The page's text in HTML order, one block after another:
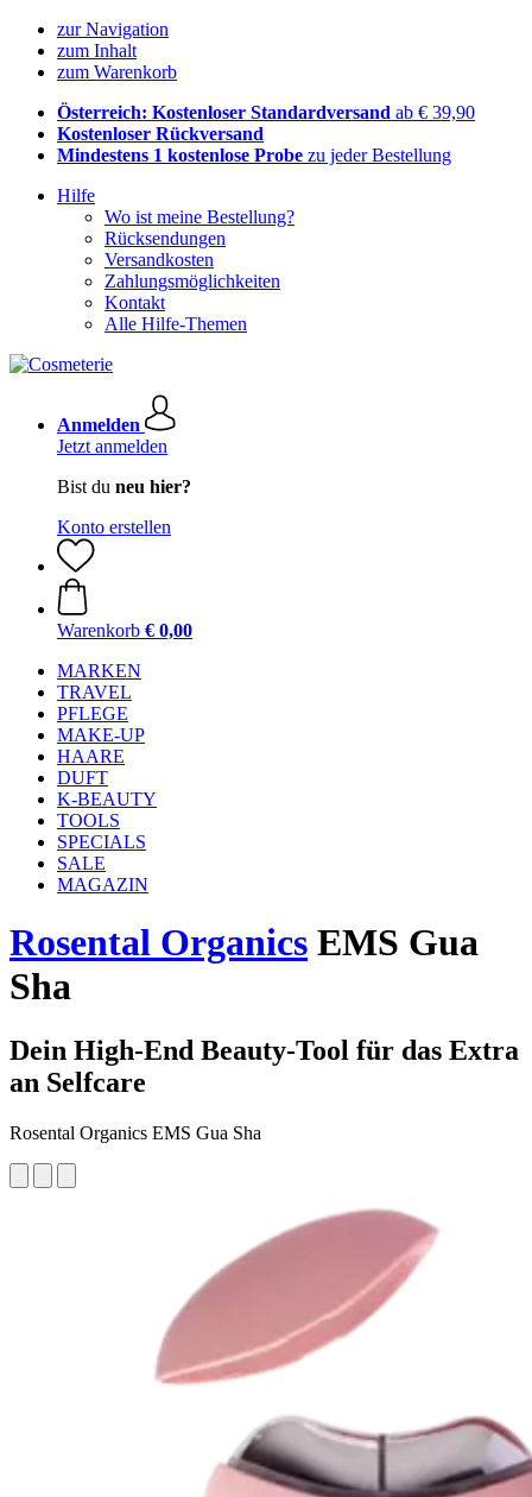
zur Navigation
zum Inhalt
zum Warenkorb
Österreich: Kostenloser Standardversand ab € 39,90
Kostenloser Rückversand
Mindestens 1 kostenlose Probe zu jeder Bestellung
Hilfe
Wo ist meine Bestellung?
Rücksendungen
Versandkosten
Zahlungsmöglichkeiten
Kontakt
Alle Hilfe-Themen
Anmelden
Jetzt anmelden
Bist du neu hier?
Konto erstellen
Warenkorb € 0,00
MARKEN
TRAVEL
PFLEGE
MAKE-UP
HAARE
DUFT
K-BEAUTY
TOOLS
SPECIALS
SALE
MAGAZIN
Rosental Organics EMS Gua
Sha
Dein High-End Beauty-Tool für das Extra
an Selfcare
Rosental Organics EMS Gua Sha